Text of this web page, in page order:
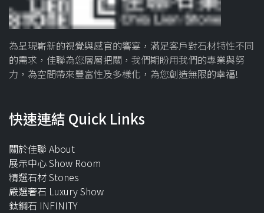
為呈現嶄新的視覺與感官的響宴，滿足客戶對石材特性不同
的需求，佳聯為您層層把關，我們期盼用我們的專業與努
力，為空間帶來豐富性及多樣化，為您創造無限的幸福!
快速連結 Quick Links
關於佳聯 About
展示中心 Show Room
精選石材 Stones
嚴選奢石 Luxury Show
鈦鋼石 INFINITY